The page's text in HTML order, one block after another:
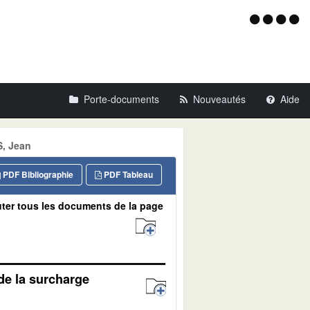
Menu
Porte-documents Nouveautés Aide
Jean
PDF Tableau
PDF Bibliographie
tous les documents de la page
la surcharge